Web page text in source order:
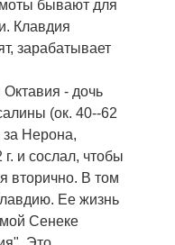
бывают для
Клавдия
зарабатывает
- дочь
(ок. 40--62
за Нерона,
и сослал, чтобы
вторично. В том
Ее жизнь
Сенеке